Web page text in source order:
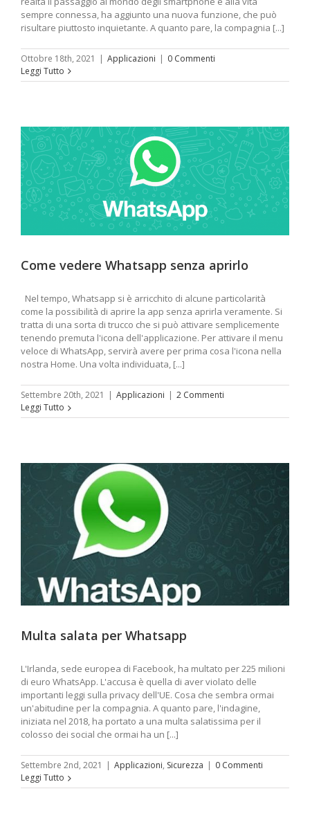
sempre connessa, ha aggiunto una nuova funzione, che può
risultare piuttosto inquietante. A quanto pare, la compagnia [...]
Ottobre 18th, 2021 | Applicazioni | 0 Commenti
Leggi Tutto
Come vedere Whatsapp senza aprirlo
Nel tempo, Whatsapp si è arricchito di alcune particolarità
come la possibilità di aprire la app senza aprirla veramente. Si
tratta di una sorta di trucco che si può attivare semplicemente
tenendo premuta l'icona dell'applicazione. Per attivare il menu
veloce di WhatsApp, servirà avere per prima cosa l'icona nella
nostra Home. Una volta individuata, [...]
Settembre 20th, 2021 | Applicazioni | 2 Commenti
Leggi Tutto
Multa salata per Whatsapp
L'Irlanda, sede europea di Facebook, ha multato per 225 milioni
di euro WhatsApp. L'accusa è quella di aver violato delle
importanti leggi sulla privacy dell'UE. Cosa che sembra ormai
un'abitudine per la compagnia. A quanto pare, l'indagine,
iniziata nel 2018, ha portato a una multa salatissima per il
colosso dei social che ormai ha un [...]
Settembre 2nd, 2021 | Applicazioni, Sicurezza | 0 Commenti
Leggi Tutto